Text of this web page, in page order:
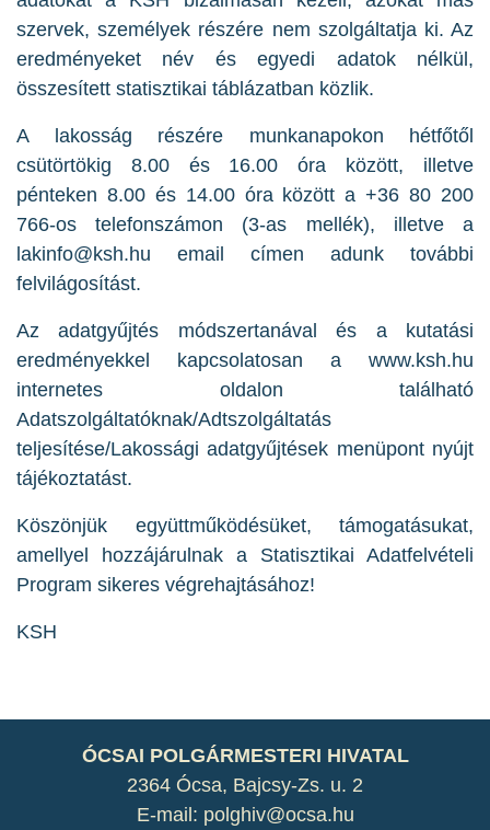
szervek, személyek részére nem szolgáltatja ki. Az
eredményeket név és egyedi adatok nélkül,
összesített statisztikai táblázatban közlik.
A lakosság részére munkanapokon hétfőtől
csütörtökig 8.00 és 16.00 óra között, illetve
pénteken 8.00 és 14.00 óra között a +36 80 200
766-os telefonszámon (3-as mellék), illetve a
lakinfo@ksh.hu email címen adunk további
felvilágosítást.
Az adatgyűjtés módszertanával és a kutatási
eredményekkel kapcsolatosan a www.ksh.hu
internetes oldalon található
Adatszolgáltatóknak/Adtszolgáltatás
teljesítése/Lakossági adatgyűjtések menüpont nyújt
tájékoztatást.
Köszönjük együttműködésüket, támogatásukat,
amellyel hozzájárulnak a Statisztikai Adatfelvételi
Program sikeres végrehajtásához!
KSH
ÓCSAI POLGÁRMESTERI HIVATAL
2364 Ócsa, Bajcsy-Zs. u. 2
E-mail: polghiv@ocsa.hu